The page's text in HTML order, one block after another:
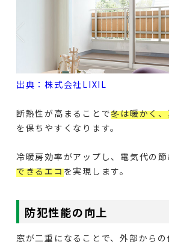
出典：株式会社LIXIL
断熱性が高まることで冬は暖かく
を保ちやすくなります。
冷暖房効率がアップし、電気代の
できるエコを実現します。
防犯性能の向上
窓が二重になることで、外部から